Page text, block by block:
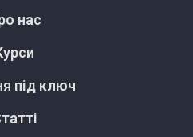
нас
під ключ